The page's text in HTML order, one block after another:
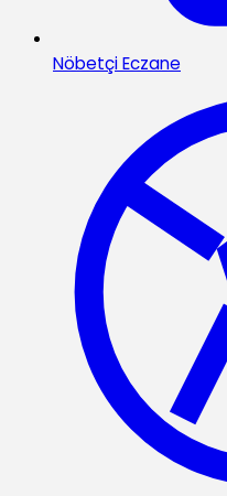
Nöbetçi Eczane